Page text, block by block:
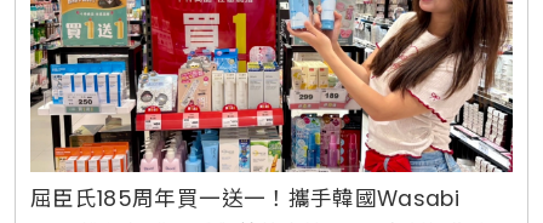
屈臣氏185周年買一送一！攜手韓國Wasabi